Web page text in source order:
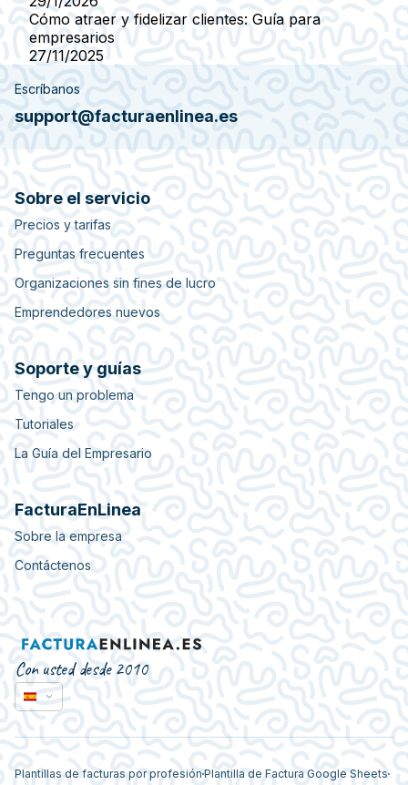
Cómo atraer y fidelizar clientes: Guía para
empresarios
27/11/2025
Escríbanos
support@facturaenlinea.es
Sobre el servicio
Precios y tarifas
Preguntas frecuentes
Organizaciones sin fines de lucro
Emprendedores nuevos
Soporte y guías
Tengo un problema
Tutoriales
La Guía del Empresario
FacturaEnLinea
Sobre la empresa
Contáctenos
Con usted desde 2010
Plantillas de facturas por profesión Plantilla de Factura Google Sheets